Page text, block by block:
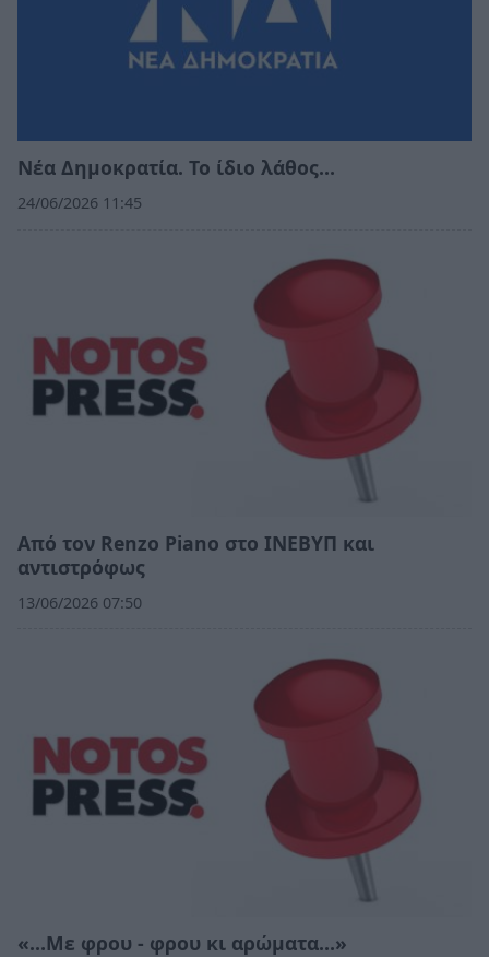
Νέα Δημοκρατία. Το ίδιο λάθος…
24/06/2026 11:45
Από τον Renzo Piano στο ΙΝΕΒΥΠ και
αντιστρόφως
13/06/2026 07:50
«…Με φρου - φρου κι αρώματα…»